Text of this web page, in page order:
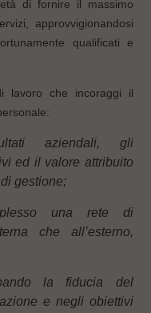
di fornire il massimo
approvvigionandosi
qualificati e
lavoro che incoraggi il
aziendali, gli
ed il valore attribuito
gestione;
una rete di
che all’esterno,
la fiducia del
e negli obiettivi